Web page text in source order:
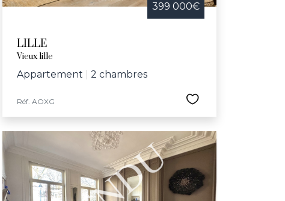
399 000€
LILLE
Vieux lille
Appartement 2 chambres
Réf. AOXG